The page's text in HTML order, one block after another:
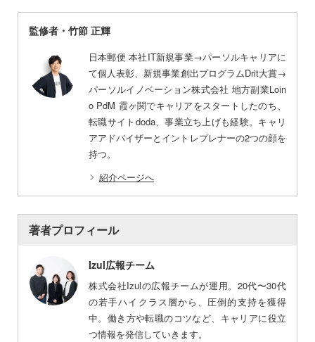
監修者・竹節 正輝
日本郵便 本社IT新規事業→パーソルキャリアに
て個人表彰、新規事業創出プログラムDrit大賞→
パーソルイノベーション株式会社 地方副業Loin
o PdM 霞ヶ関でキャリアをスタートしたのち、
転職サイトdoda、事業立ち上げも経験。キャリ
アアドバイザーとイントレプレナーの2つの顔を
持つ。
紹介ページへ
著者プロフィール
Izul広報チーム
株式会社Izulの広報チームが運用。20代〜30代
の若手ハイクラス層から、圧倒的支持を獲得
中。働き方や転職のコツなど、キャリアに役立
つ情報を発信していきます。